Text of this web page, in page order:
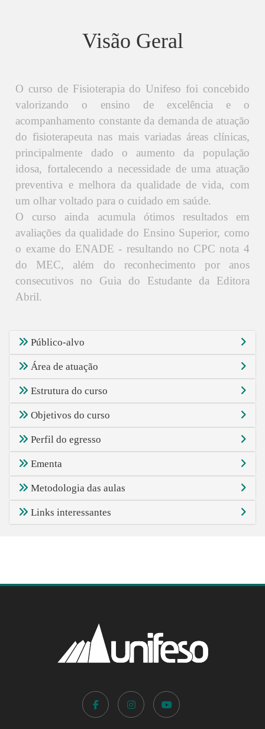
Visão Geral
O curso de Fisioterapia do Unifeso foi concebido
valorizando o ensino de excelência e o
acompanhamento constante da demanda de atuação
do fisioterapeuta nas mais variadas áreas clínicas,
principalmente dado o aumento da população
idosa, fortalecendo a necessidade de uma atuação
preventiva e melhora da qualidade de vida, com
um olhar voltado para o cuidado em saúde.
O curso ainda acumula ótimos resultados em
avaliações da qualidade do Ensino Superior, como
o exame do ENADE - resultando no CPC nota 4
do MEC, além do reconhecimento por anos
consecutivos no Guia do Estudante da Editora
Abril.
Público-alvo
Área de atuação
Estrutura do curso
Objetivos do curso
Perfil do egresso
Ementa
Metodologia das aulas
Links interessantes